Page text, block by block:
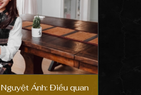
Ánh: Điều quan